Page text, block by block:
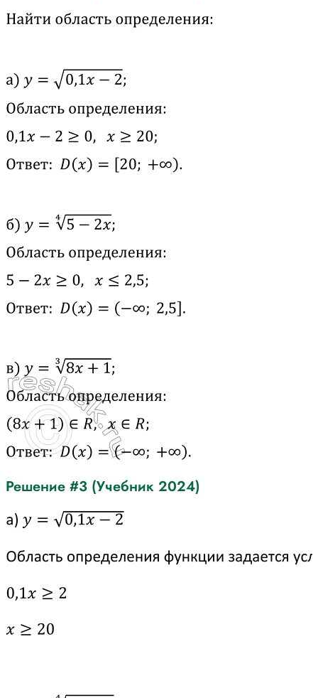
Решение #3 (Учебник 2024)